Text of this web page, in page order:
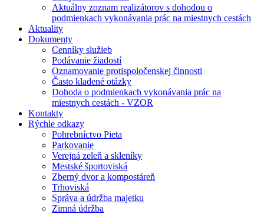
Aktuálny zoznam realizátorov s dohodou o
podmienkach vykonávania prác na miestnych cestách
Aktuality
Dokumenty
Cenníky služieb
Podávanie žiadostí
Oznamovanie protispoločenskej činnosti
Často kladené otázky
Dohoda o podmienkach vykonávania prác na
miestnych cestách - VZOR
Kontakty
Rýchle odkazy
Pohrebníctvo Pieta
Parkovanie
Verejná zeleň a skleníky
Mestské športoviská
Zberný dvor a kompostáreň
Trhoviská
Správa a údržba majetku
Zimná údržba